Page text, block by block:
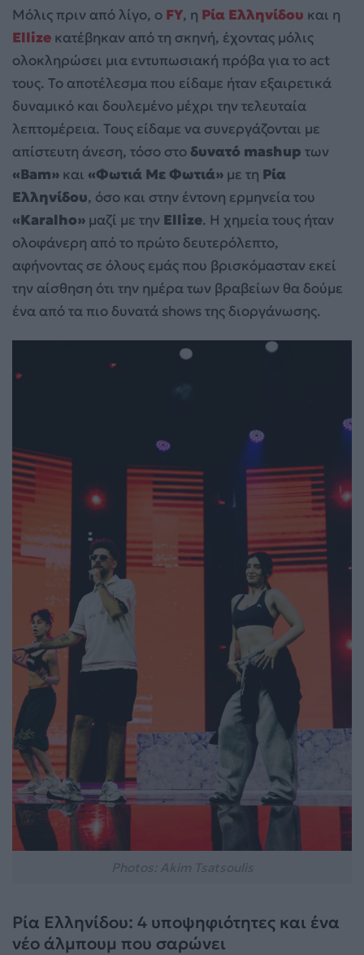
Μόλις πριν από λίγο, ο FY, η Ρία Ελληνίδου και η
Ellize κατέβηκαν από τη σκηνή, έχοντας μόλις
ολοκληρώσει μια εντυπωσιακή πρόβα για το act
τους. Το αποτέλεσμα που είδαμε ήταν εξαιρετικά
δυναμικό και δουλεμένο μέχρι την τελευταία
λεπτομέρεια. Τους είδαμε να συνεργάζονται με
απίστευτη άνεση, τόσο στοδυνατό mashup των
«Bam» και «Φωτιά Με Φωτιά» με τη Ρία
Ελληνίδου, όσο και στην έντονη ερμηνεία του
«Karalho» μαζί με την Ellize. Η χημεία τους ήταν
ολοφάνερη από το πρώτο δευτερόλεπτο,
αφήνοντας σε όλους εμάς που βρισκόμασταν εκεί
την αίσθηση ότι την ημέρα των βραβείων θα δούμε
ένα από τα πιο δυνατά shows της διοργάνωσης.
Ρία Ελληνίδου: 4 υποψηφιότητες και ένα
νέο άλμπουμ που σαρώνει